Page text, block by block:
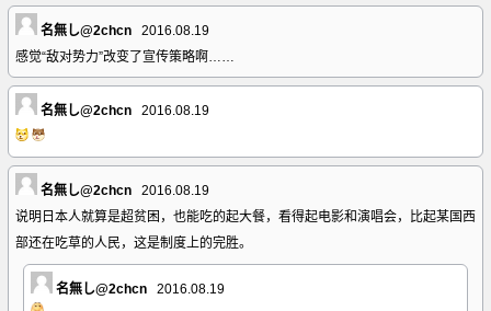
名無し@2chcn
2016.08.19
感觉“敌对势力”改变了宣传策略啊……
名無し@2chcn 2016.08.19
名無し@2chcn
2016.08.19
说明日本人就算是超贫困，也能吃的起大餐，看得起电影和演唱会，比起某国西
部还在吃草的人民，这是制度上的完胜。
名無し@2chcn 2016.08.19